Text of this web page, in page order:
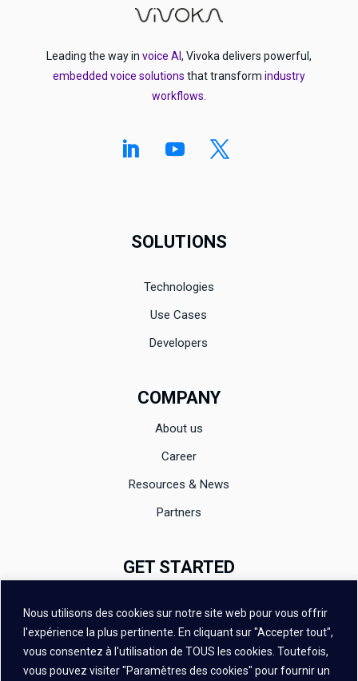
Nous utilisons des cookies sur notre site web pour vous offrir
l'expérience la plus pertinente. En cliquant sur "Accepter tout",
vous consentez à l'utilisation de TOUS les cookies. Toutefois,
vous pouvez visiter "Paramètres des cookies" pour fournir un
Leading the way in voice AI, Vivoka delivers powerful,
embedded voice solutions that transform industry
workflows.
SOLUTIONS
Technologies
Use Cases
Developers
COMPANY
About us
Career
Resources & News
Partners
GET STARTED
Evaluation
Contact